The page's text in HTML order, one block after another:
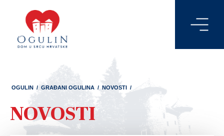
OGULIN / GRAĐANI OGULINA / NOVOSTI /
NOVOSTI